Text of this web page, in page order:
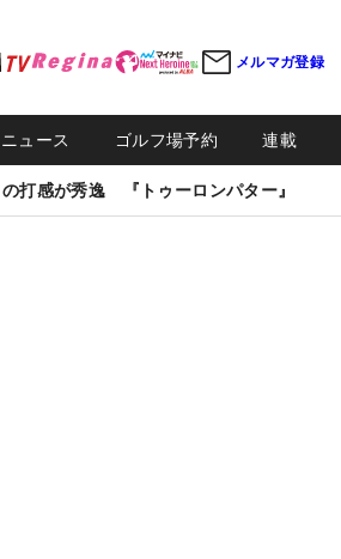
メルマガ登録
ュース ゴルフ場予約 連載
打感が秀逸 『トゥーロンパター』